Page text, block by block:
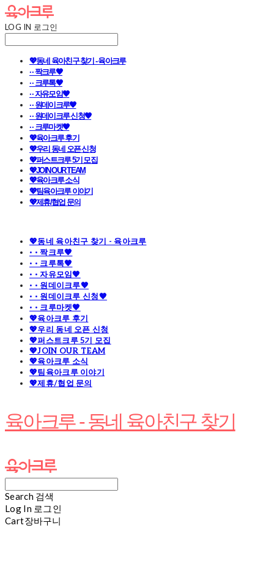
LOG IN 로그인
💖동네 육아친구 찾기 - 육아크루
· · 짝크루🧡
· · 크루톡🧡
· · 자유모임🧡
· · 원데이크루🧡
· · 원데이크루 신청🧡
· · 크루마켓🧡
💖육아크루 후기
💖우리 동네 오픈 신청
💖퍼스트크루 5기 모집
💖JOIN OUR TEAM
💖육아크루 소식
💖팀육아크루 이야기
💖제휴/협업 문의
💖동네 육아친구 찾기 - 육아크루
· · 짝크루🧡
· · 크루톡🧡
· · 자유모임🧡
· · 원데이크루🧡
· · 원데이크루 신청🧡
· · 크루마켓🧡
💖육아크루 후기
💖우리 동네 오픈 신청
💖퍼스트크루 5기 모집
💖JOIN OUR TEAM
💖육아크루 소식
💖팀육아크루 이야기
💖제휴/협업 문의
육아크루 - 동네 육아친구 찾기
Search 검색
Log In 로그인
Cart장바구니